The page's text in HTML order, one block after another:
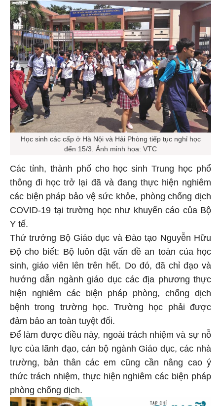
Học sinh các cấp ở Hà Nội và Hải Phòng tiếp tục nghỉ học
đến 15/3. Ảnh minh họa: VTC
Các tỉnh, thành phố cho học sinh Trung học phổ
thông đi học trở lại đã và đang thực hiện nghiêm
các biện pháp bảo vệ sức khỏe, phòng chống dịch
COVID-19 tại trường học như khuyến cáo của Bộ
Y tế.
Thứ trưởng Bộ Giáo dục và Đào tạo Nguyễn Hữu
Độ cho biết: Bộ luôn đặt vấn đề an toàn của học
sinh, giáo viên lên trên hết. Do đó, đã chỉ đạo và
hướng dẫn ngành giáo dục các địa phương thực
hiện nghiêm các biện pháp phòng, chống dịch
bệnh trong trường học. Trường học phải được
đảm bảo an toàn tuyệt đối.
Để làm được điều này, ngoài trách nhiệm và sự nỗ
lực của lãnh đạo, cán bộ ngành Giáo dục, các nhà
trường, bản thân các em cũng cần nâng cao ý
thức trách nhiệm, thực hiện nghiêm các biện pháp
phòng chống dịch.